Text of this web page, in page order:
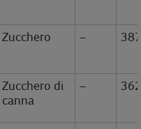
Zucchero –
Zucchero di
canna
–